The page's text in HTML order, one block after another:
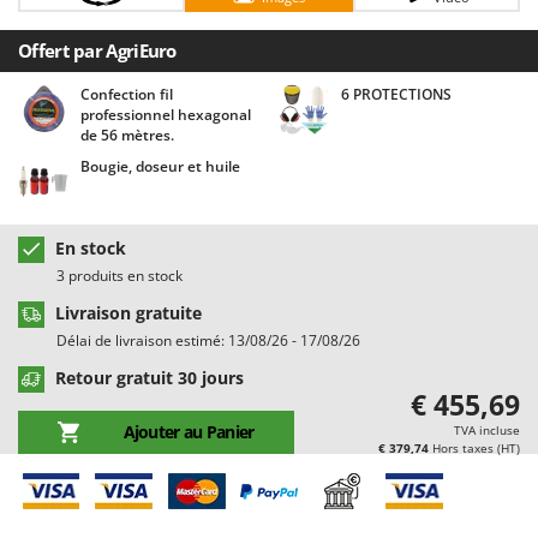
Chaudrons électriques pour polenta
Cisailles à gazon à batterie
Cisailles taille-haies manuelles
Climatiseurs
Compresseurs d'air électriques
Compresseurs pour la récolte des olives et la taille
Coupe-bordures - Trimmers
Coupe-branches
Couveuses à œufs
Cultivateurs Tiller à ressorts - Extirpateurs
D
Débroussailleuses
Décompacteurs agricoles
Découpeurs plasma
Barbieri
Batavia
Benassi
Beper
Berkel
Bernardi
Bertolini Pumps
Besser Vacuum
Bestway
Beta tools
Bissell
Black & Decker
BlackStone
Blue Bird
Offert par AgriEuro
Confection fil
professionnel hexagonal
de 56 mètres.
6 PROTECTIONS
Bougie, doseur et huile
En stock
3 produits en stock
Livraison gratuite
Délai de livraison estimé: 13/08/26 - 17/08/26
Retour gratuit 30 jours
Ajouter au Panier
€ 455,69
TVA incluse
€ 379,74 Hors taxes (HT)